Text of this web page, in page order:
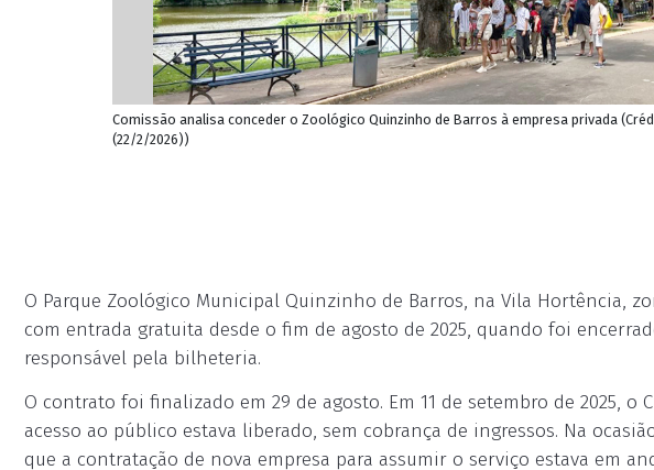
Comissão analisa conceder o Zoológico Quinzinho de Barros à empresa privada (Crédito:
(22/2/2026))
O Parque Zoológico Municipal Quinzinho de Barros, na Vila Hortência,
com entrada gratuita desde o fim de agosto de 2025, quando foi
responsável pela bilheteria.
O contrato foi finalizado em 29 de agosto. Em 11 de setembro de 2025, o
acesso ao público estava liberado, sem cobrança de ingressos. Na
que a contratação de nova empresa para assumir o serviço estava em